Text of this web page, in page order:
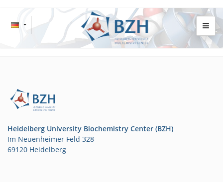
Heidelberg University Biochemistry Center (BZH)
Im Neuenheimer Feld 328
69120 Heidelberg